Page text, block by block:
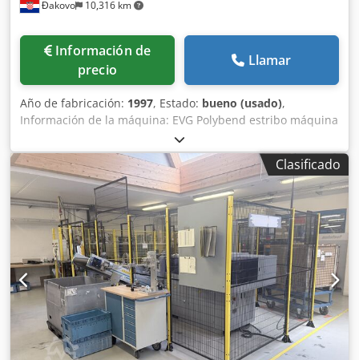
Đakovo 10,316 km
Información de
precio
Llamar
Año de fabricación: 1997, Estado: bueno (usado),
Información de la máquina: EVG Polybend estribo máquina
PBE 2-16 vienen con 2 Pay offs - construir en 1997
Dsdpfxon Ut A Sj Ahueck viene con una nueva unidad de
control completo - EVG original Alambre simple: 6 -16 mm
Doble hilo: 6 -12 mm Voltaje 400 Volt 50 Hz 30 Kw Año de
fabricación 1997
Clasificado